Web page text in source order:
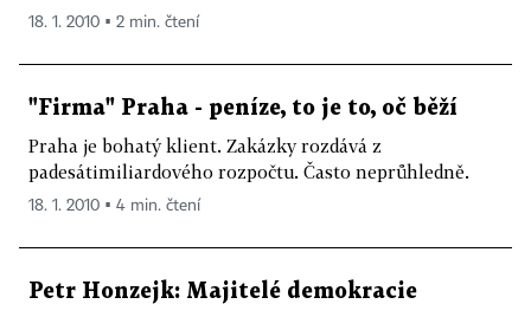
18. 1. 2010 ▪ 2 min. čtení
"Firma" Praha - peníze, to je to, oč běží
Praha je bohatý klient. Zakázky rozdává z
padesátimiliardového rozpočtu. Často neprůhledně.
18. 1. 2010 ▪ 4 min. čtení
Petr Honzejk: Majitelé demokracie